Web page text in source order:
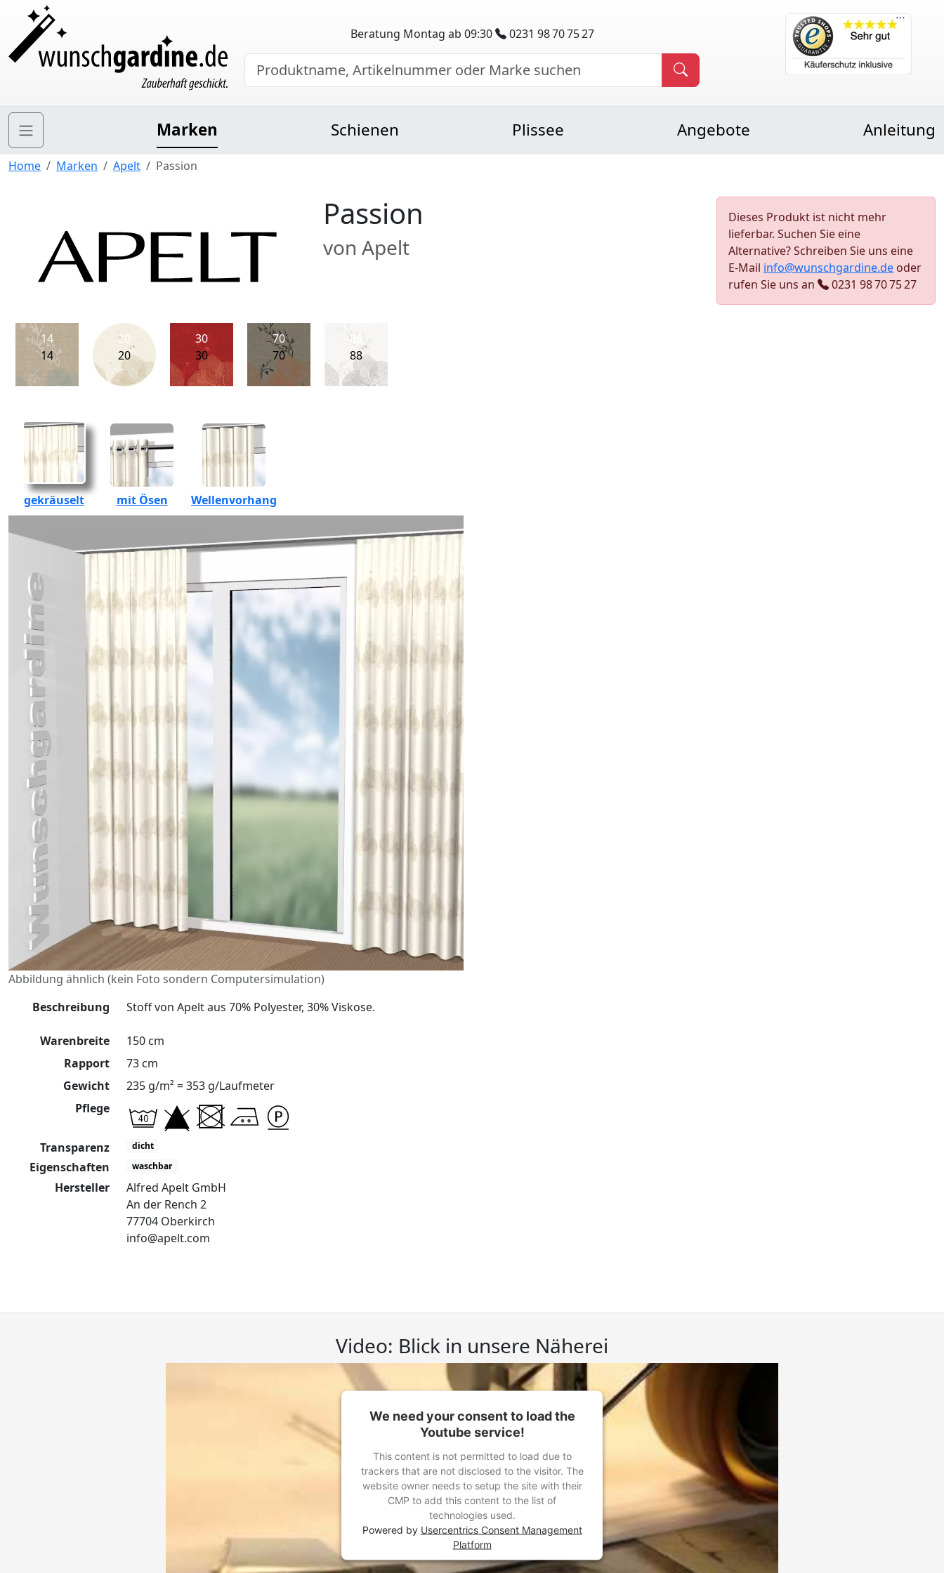
Beratung Montag ab 09:30 0231 98 70 75 27
Marken Schienen Plissee Angebote Anleitung
Home Marken Apelt Passion
Passion
von Apelt
Dieses Produkt ist nicht mehr
lieferbar. Suchen Sie eine
Alternative? Schreiben Sie uns eine
E-Mail info@wunschgardine.de oder
rufen Sie uns an
0231 98 70 75 27
14
14
20
20
30
30
70
70
88
88
gekräuselt mit Ösen Wellenvorhang
Abbildung ähnlich (kein Foto sondern Computersimulation)
Beschreibung
Stoff von Apelt aus 70% Polyester, 30% Viskose.
Warenbreite
150 cm
Rapport
73 cm
Gewicht
235 g/m² = 353 g/Laufmeter
Pflege
Transparenz dicht
Eigenschaften waschbar
Hersteller
Alfred Apelt GmbH
An der Rench 2
77704 Oberkirch
info@apelt.com
Video: Blick in unsere Näherei
We need your consent to load the
Youtube service!
This content is not permitted to load due to
trackers that are not disclosed to the visitor. The
website owner needs to setup the site with their
CMP to add this content to the list of
technologies used.
Powered by Usercentrics Consent Management
Platform